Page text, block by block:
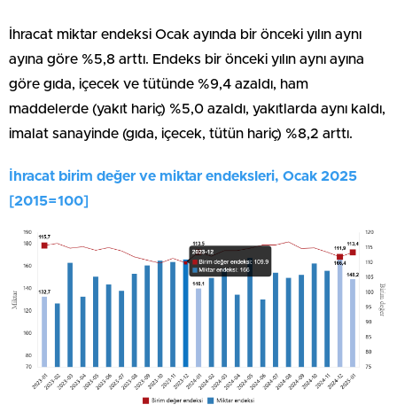
İhracat miktar endeksi Ocak ayında bir önceki yılın aynı
ayına göre %5,8 arttı. Endeks bir önceki yılın aynı ayına
göre gıda, içecek ve tütünde %9,4 azaldı, ham
maddelerde (yakıt hariç) %5,0 azaldı, yakıtlarda aynı kaldı,
imalat sanayinde (gıda, içecek, tütün hariç) %8,2 arttı.
İhracat birim değer ve miktar endeksleri, Ocak 2025
[2015=100]